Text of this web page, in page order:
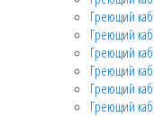
Греющий
Греющий
Греющий
Греющий
Греющий
Греющий